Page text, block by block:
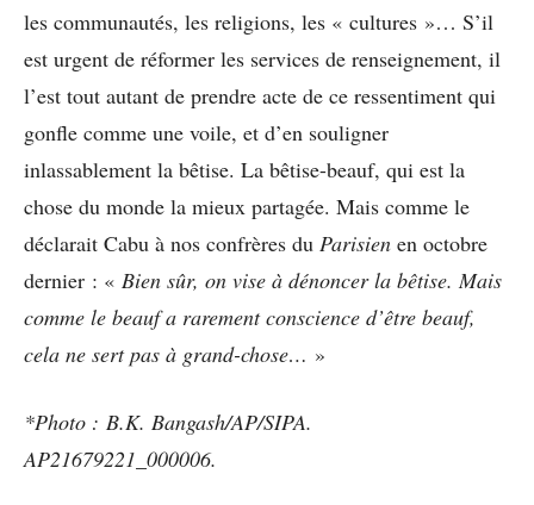
les communautés, les religions, les « cultures »… S’il
est urgent de réformer les services de renseignement, il
l’est tout autant de prendre acte de ce ressentiment qui
gonfle comme une voile, et d’en souligner
inlassablement la bêtise. La bêtise-beauf, qui est la
chose du monde la mieux partagée. Mais comme le
déclarait Cabu à nos confrères du Parisien en octobre
dernier : « Bien sûr, on vise à dénoncer la bêtise. Mais
comme le beauf a rarement conscience d’être beauf,
cela ne sert pas à grand-chose… »
*Photo : B.K. Bangash/AP/SIPA.
AP21679221_000006.